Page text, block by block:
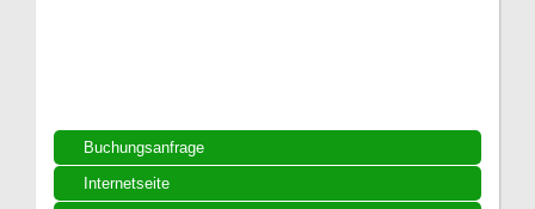
Buchungsanfrage
Internetseite